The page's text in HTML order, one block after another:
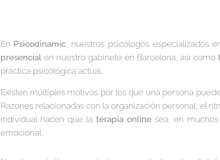
En Psicodinamic , nuestros psicólogos especializados
presencialen nuestro gabinete en Barcelona, así como
práctica psicológica actual.
Existen múltiples motivos por los que una persona
Razones relacionadas con la organización personal, el
individual hacen que la terapia onlinesea, en muchos
emocional.